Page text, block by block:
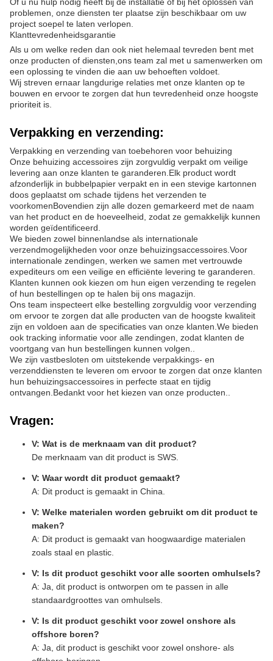
problemen, onze diensten ter plaatse zijn beschikbaar om uw
project soepel te laten verlopen.
Klanttevredenheidsgarantie
Als u om welke reden dan ook niet helemaal tevreden bent met
onze producten of diensten,ons team zal met u samenwerken om
een oplossing te vinden die aan uw behoeften voldoet.
Wij streven ernaar langdurige relaties met onze klanten op te
bouwen en ervoor te zorgen dat hun tevredenheid onze hoogste
prioriteit is.
Verpakking en verzending:
Verpakking en verzending van toebehoren voor behuizing
Onze behuizing accessoires zijn zorgvuldig verpakt om veilige
levering aan onze klanten te garanderen.Elk product wordt
afzonderlijk in bubbelpapier verpakt en in een stevige kartonnen
doos geplaatst om schade tijdens het verzenden te
voorkomenBovendien zijn alle dozen gemarkeerd met de naam
van het product en de hoeveelheid, zodat ze gemakkelijk kunnen
worden geïdentificeerd.
We bieden zowel binnenlandse als internationale
verzendmogelijkheden voor onze behuizingsaccessoires.Voor
internationale zendingen, werken we samen met vertrouwde
expediteurs om een veilige en efficiënte levering te garanderen.
Klanten kunnen ook kiezen om hun eigen verzending te regelen
of hun bestellingen op te halen bij ons magazijn.
Ons team inspecteert elke bestelling zorgvuldig voor verzending
om ervoor te zorgen dat alle producten van de hoogste kwaliteit
zijn en voldoen aan de specificaties van onze klanten.We bieden
ook tracking informatie voor alle zendingen, zodat klanten de
voortgang van hun bestellingen kunnen volgen..
We zijn vastbesloten om uitstekende verpakkings- en
verzenddiensten te leveren om ervoor te zorgen dat onze klanten
hun behuizingsaccessoires in perfecte staat en tijdig
ontvangen.Bedankt voor het kiezen van onze producten..
Vragen:
V: Wat is de merknaam van dit product?
De merknaam van dit product is SWS.
V: Waar wordt dit product gemaakt?
A: Dit product is gemaakt in China.
V: Welke materialen worden gebruikt om dit product te
maken?
A: Dit product is gemaakt van hoogwaardige materialen
zoals staal en plastic.
V: Is dit product geschikt voor alle soorten omhulsels?
A: Ja, dit product is ontworpen om te passen in alle
standaardgroottes van omhulsels.
V: Is dit product geschikt voor zowel onshore als
offshore boren?
A: Ja, dit product is geschikt voor zowel onshore- als